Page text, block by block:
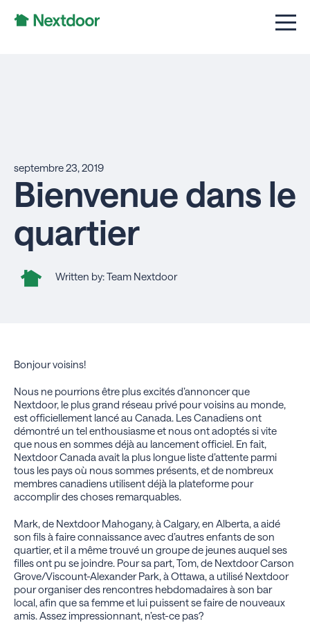
septembre 23, 2019
Bienvenue dans le
quartier
Written by: Team Nextdoor
Bonjour voisins!
Nous ne pourrions être plus excités d’annoncer que
Nextdoor, le plus grand réseau privé pour voisins au monde,
est officiellement lancé au Canada. Les Canadiens ont
démontré un tel enthousiasme et nous ont adoptés si vite
que nous en sommes déjà au lancement officiel. En fait,
Nextdoor Canada avait la plus longue liste d’attente parmi
tous les pays où nous sommes présents, et de nombreux
membres canadiens utilisent déjà la plateforme pour
accomplir des choses remarquables.
Mark, de Nextdoor Mahogany, à Calgary, en Alberta, a aidé
son fils à faire connaissance avec d’autres enfants de son
quartier, et il a même trouvé un groupe de jeunes auquel ses
filles ont pu se joindre. Pour sa part, Tom, de Nextdoor Carson
Grove/Viscount-Alexander Park, à Ottawa, a utilisé Nextdoor
pour organiser des rencontres hebdomadaires à son bar
local, afin que sa femme et lui puissent se faire de nouveaux
amis. Assez impressionnant, n’est-ce pas?